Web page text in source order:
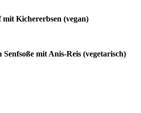
Kichererbsen (vegan)
mit Anis-Reis (vegetarisch)